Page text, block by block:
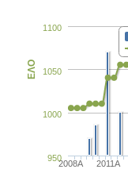
2008A 2011A
1000
1050
1100
950
ΕΛΟ